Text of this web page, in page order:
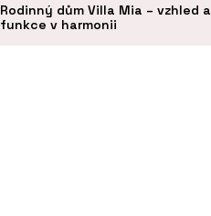
Rodinný dům Villa Mia – vzhled a
funkce v harmonii